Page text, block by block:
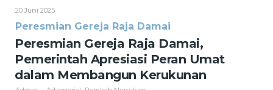
Pemerintah
Apresiasi
Peran
Umat
Membangun
20 Juni 2025Oleh
Peresmian Gereja Raja Damai
Peresmian Gereja Raja Damai,
Pemerintah Apresiasi Peran Umat
dalam Membangun Kerukunan